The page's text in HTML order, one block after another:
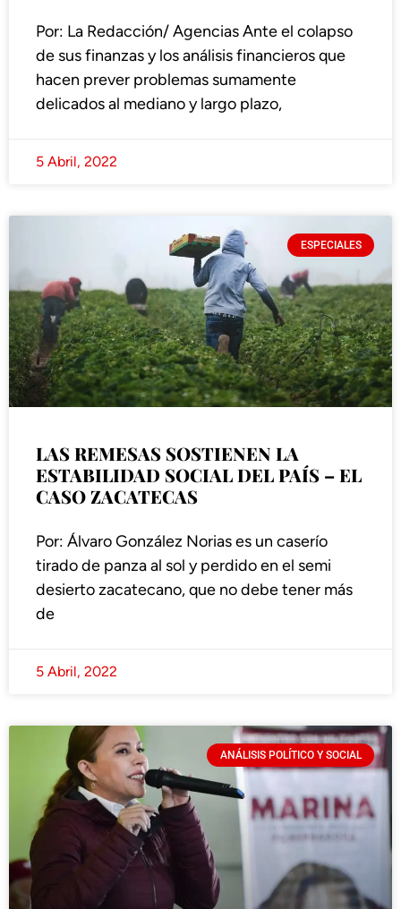
Por: La Redacción/ Agencias Ante el colapso
de sus finanzas y los análisis financieros que
hacen prever problemas sumamente
delicados al mediano y largo plazo,
5 Abril, 2022
ESPECIALES
LAS REMESAS SOSTIENEN LA
ESTABILIDAD SOCIAL DEL PAÍS – EL
CASO ZACATECAS
Por: Álvaro González Norias es un caserío
tirado de panza al sol y perdido en el semi
desierto zacatecano, que no debe tener más
de
5 Abril, 2022
ANÁLISIS POLÍTICO Y SOCIAL